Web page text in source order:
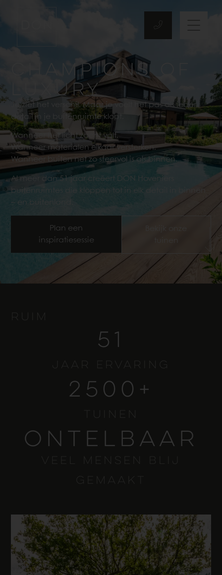
CHAMPIONS OF
LUXURY
Je ziet het verschil. Maar je voelt het pas als ieder
detail in je buitenruimte klopt.
Wanneer het licht zacht valt.
Wanneer materialen elkaar versterken.
Wanneer buiten net zo sfeervol is als binnen.
Al meer dan 51 jaar creëert DON Hoveniers
buitenruimtes die kloppen tot in elk detail in binnen
– en buitenland.
Plan een
inspiratiesessie
51
2500 +
ONTEL­BAAR